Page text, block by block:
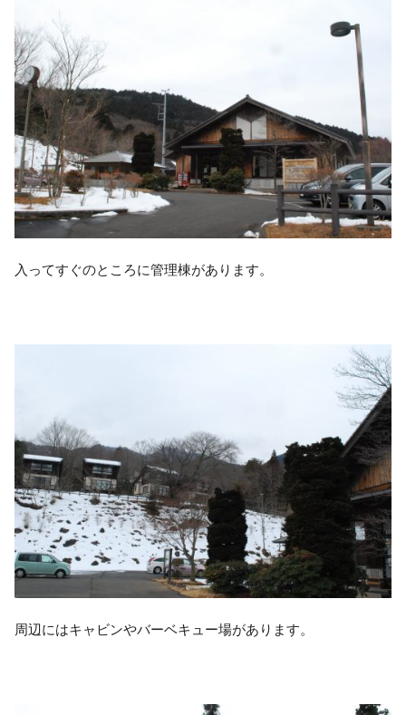
入ってすぐのところに管理棟があります。
周辺にはキャビンやバーベキュー場があります。